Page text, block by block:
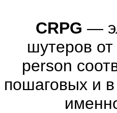
CRPG —
шутеров
person
пошаговых и